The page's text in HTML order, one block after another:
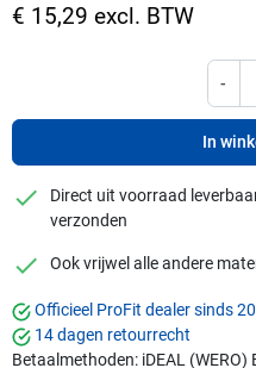
€ 15,29 excl. BTW
-
In
checkmark
Direct uit voorraad
verzonden
checkmark
Ook vrijwel alle andere
Officieel ProFit dealer sinds
14 dagen retourrecht
Betaalmethoden: iDEAL (WERO)